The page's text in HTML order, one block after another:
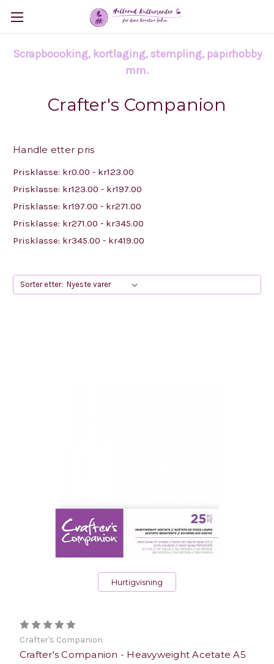
Scrapboooking, kortlaging, stempling, papirhobby
mm.
Crafter's Companion
Handle etter pris
Prisklasse: kr0.00 - kr123.00
Prisklasse: kr123.00 - kr197.00
Prisklasse: kr197.00 - kr271.00
Prisklasse: kr271.00 - kr345.00
Prisklasse: kr345.00 - kr419.00
Sorter etter:
Hurtigvisning
Crafter's Companion
Crafter's Companion - Heavyweight Acetate A5